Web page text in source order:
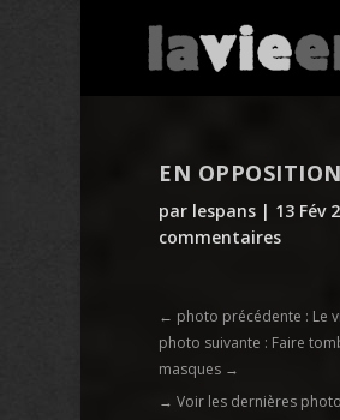
EN OPPOSITION
par lespans | 13 Fév
commentaires
← photo précédente : Le
photo suivante : Faire
masques →
→ Voir les dernières